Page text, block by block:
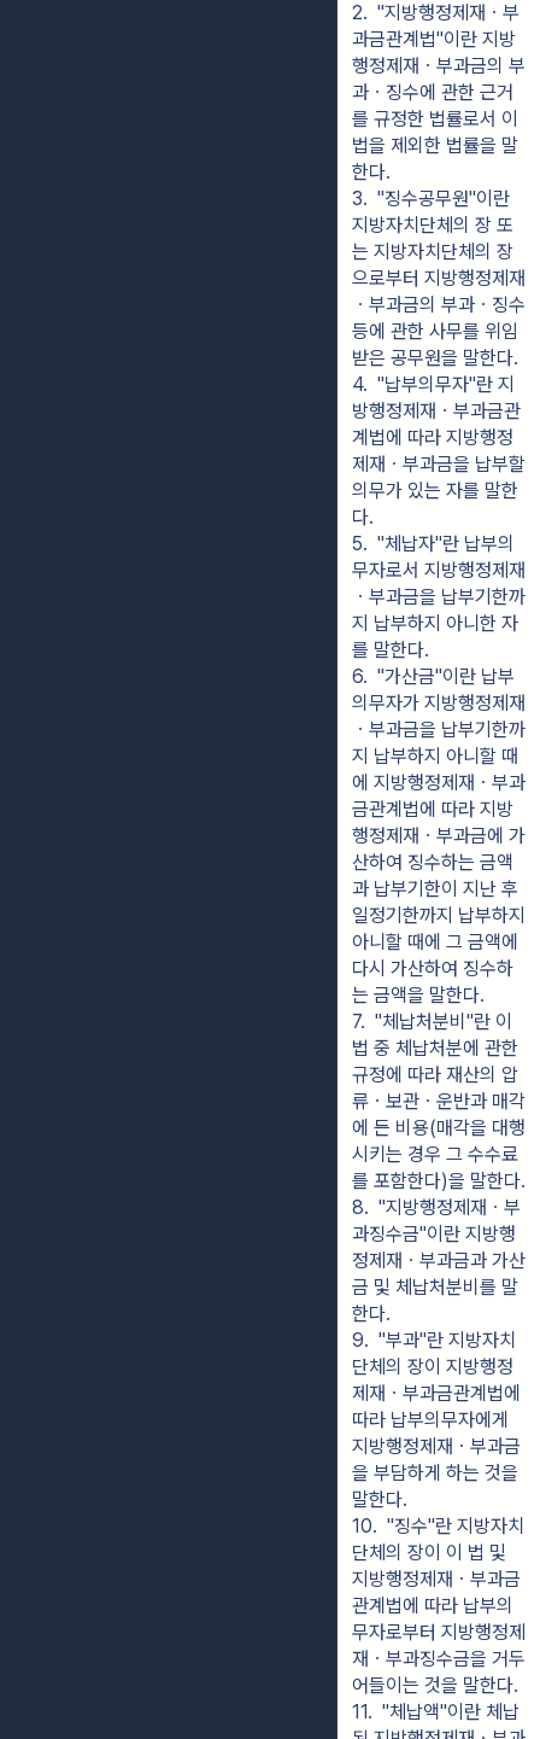
2.  "지방행정제재ㆍ부
과금관계법"이란 지방
행정제재ㆍ부과금의 부
과ㆍ징수에 관한 근거
를 규정한 법률로서 이
법을 제외한 법률을 말
한다.
3.  "징수공무원"이란
지방자치단체의 장 또
는 지방자치단체의 장
으로부터 지방행정제재
ㆍ부과금의 부과ㆍ징수
등에 관한 사무를 위임
받은 공무원을 말한다.
4.  "납부의무자"란 지
방행정제재ㆍ부과금관
계법에 따라 지방행정
제재ㆍ부과금을 납부할
의무가 있는 자를 말한
다.
5.  "체납자"란 납부의
무자로서 지방행정제재
ㆍ부과금을 납부기한까
지 납부하지 아니한 자
를 말한다.
6.  "가산금"이란 납부
의무자가 지방행정제재
ㆍ부과금을 납부기한까
지 납부하지 아니할 때
에 지방행정제재ㆍ부과
금관계법에 따라 지방
행정제재ㆍ부과금에 가
산하여 징수하는 금액
과 납부기한이 지난 후
일정기한까지 납부하지
아니할 때에 그 금액에
다시 가산하여 징수하
는 금액을 말한다.
7.  "체납처분비"란 이
법 중 체납처분에 관한
규정에 따라 재산의 압
류ㆍ보관ㆍ운반과 매각
에 든 비용(매각을 대행
시키는 경우 그 수수료
를 포함한다)을 말한다.
8.  "지방행정제재ㆍ부
과징수금"이란 지방행
정제재ㆍ부과금과 가산
금 및 체납처분비를 말
한다.
9.  "부과"란 지방자치
단체의 장이 지방행정
제재ㆍ부과금관계법에
따라 납부의무자에게
지방행정제재ㆍ부과금
을 부담하게 하는 것을
말한다.
10.  "징수"란 지방자치
단체의 장이 이 법 및
지방행정제재ㆍ부과금
관계법에 따라 납부의
무자로부터 지방행정제
재ㆍ부과징수금을 거두
어들이는 것을 말한다.
11.  "체납액"이란 체납